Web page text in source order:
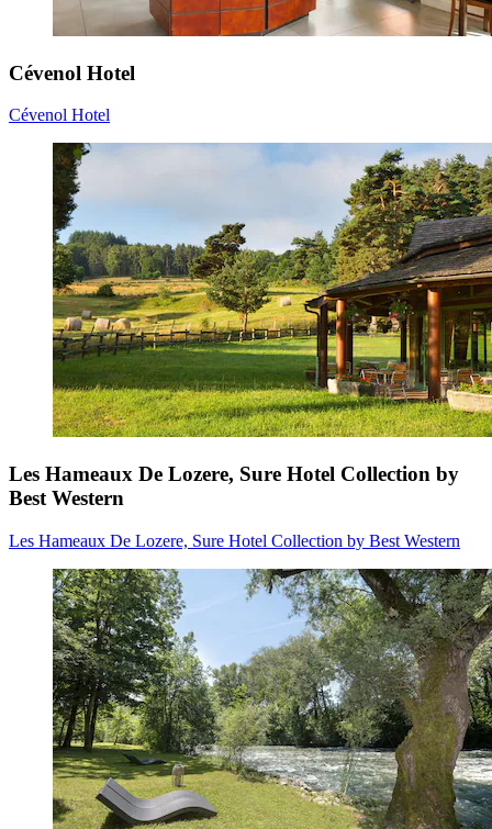
Cévenol Hotel
Cévenol Hotel
Les Hameaux De Lozere, Sure Hotel Collection by
Best Western
Les Hameaux De Lozere, Sure Hotel Collection by Best Western